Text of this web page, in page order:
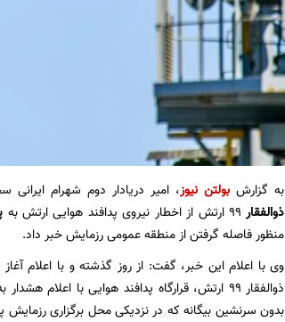
به گزارش بولتن نیوز، امیر دریادار دوم شهرام
ذوالفقار۹۹ ارتش از اخطار نیروی پدافند هوایی ارتش به
منظور فاصله گرفتن از منطقه عمومی رزمایش خبر داد.
وی با اعلام این خبر، گفت: از روز گذشته و با اعلام
ذوالفقار ۹۹ ارتش، قرارگاه پدافند هوایی با اعلام
بدون سرنشین بیگانه که در نزدیکی محل برگزاری رزمایش